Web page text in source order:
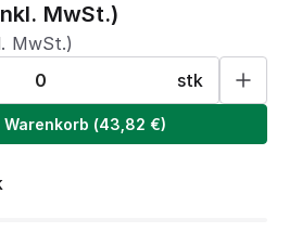
MwSt.)
MwSt.)
stk
Warenkorb (43,82 €)